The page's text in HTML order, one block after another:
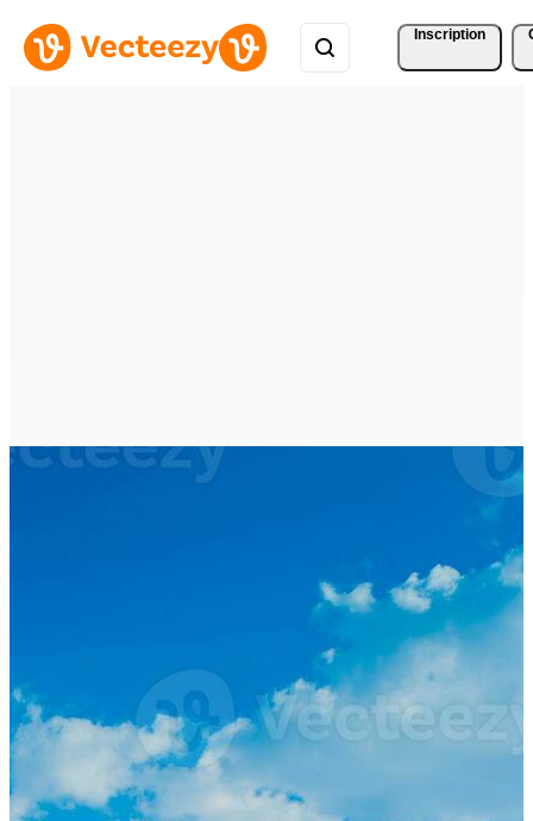
Inscription